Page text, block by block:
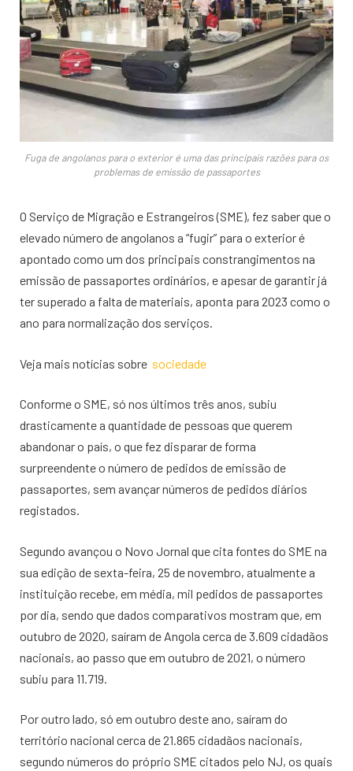
Fuga de angolanos para o exterior é uma das principais razões para os
problemas de emissão de passaportes
O Serviço de Migração e Estrangeiros (SME), fez saber que o
elevado número de angolanos a “fugir” para o exterior é
apontado como um dos principais constrangimentos na
emissão de passaportes ordinários, e apesar de garantir já
ter superado a falta de materiais, aponta para 2023 como o
ano para normalização dos serviços.
Veja mais notícias sobre sociedade
Conforme o SME, só nos últimos três anos, subiu
drasticamente a quantidade de pessoas que querem
abandonar o país, o que fez disparar de forma
surpreendente o número de pedidos de emissão de
passaportes, sem avançar números de pedidos diários
registados.
Segundo avançou o Novo Jornal que cita fontes do SME na
sua edição de sexta-feira, 25 de novembro, atualmente a
instituição recebe, em média, mil pedidos de passaportes
por dia, sendo que dados comparativos mostram que, em
outubro de 2020, saíram de Angola cerca de 3.609 cidadãos
nacionais, ao passo que em outubro de 2021, o número
subiu para 11.719.
Por outro lado, só em outubro deste ano, saíram do
território nacional cerca de 21.865 cidadãos nacionais,
segundo números do próprio SME citados pelo NJ, os quais